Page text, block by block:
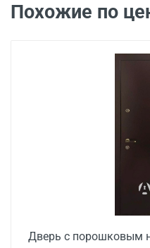
Свыше 20 км от МКАД
Подъем до квартиры
Похожие по
Дверь с порошковым